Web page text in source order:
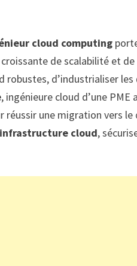
cloud computing
de scalabilité et
d’industrialiser
, ingénieure cloud d’une PME
une migration vers le
infrastructure cloud,